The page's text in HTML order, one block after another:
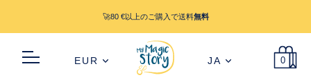
🚀80 €以上のご購入で送料無料
EUR JA 0